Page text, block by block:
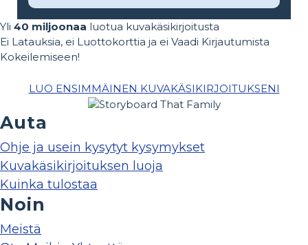
Yli 40 miljoonaa luotua kuvakäsikirjoitusta
Ei Latauksia, ei Luottokorttia ja ei Vaadi Kirjautumista
Kokeilemiseen!
LUO ENSIMMÄINEN KUVAKÄSIKIRJOITUKSENI
Auta
Ohje ja usein kysytyt kysymykset
Kuvakäsikirjoituksen luoja
Kuinka tulostaa
Noin
Meistä